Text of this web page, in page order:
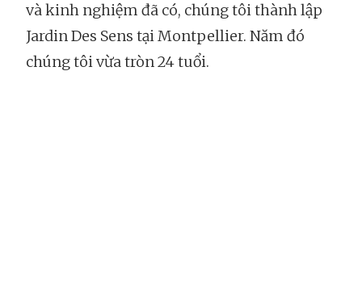
và kinh nghiệm đã có, chúng tôi thành lập
Jardin Des Sens tại Montpellier. Năm đó
chúng tôi vừa tròn 24 tuổi.